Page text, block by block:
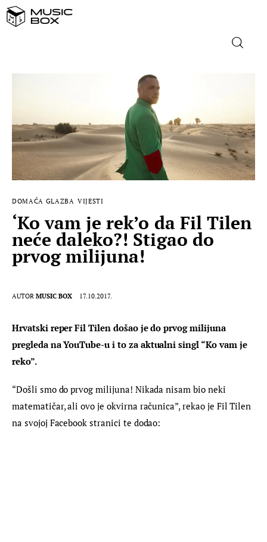
DOMAĆA GLAZBA
STRANA GLAZBA
FILM
MUSIC BOX
DOMAĆA GLAZBA VIJESTI
‘Ko vam je rek’o da Fil Tilen
neće daleko?! Stigao do
prvog milijuna!
AUTOR MUSIC BOX 17.10.2017.
Hrvatski reper Fil Tilen došao je do prvog milijuna
pregleda na YouTube-u i to za aktualni singl “Ko vam je
reko”.
“Došli smo do prvog milijuna! Nikada nisam bio neki
matematičar, ali ovo je okvirna računica”, rekao je Fil Tilen
na svojoj Facebook stranici te dodao: